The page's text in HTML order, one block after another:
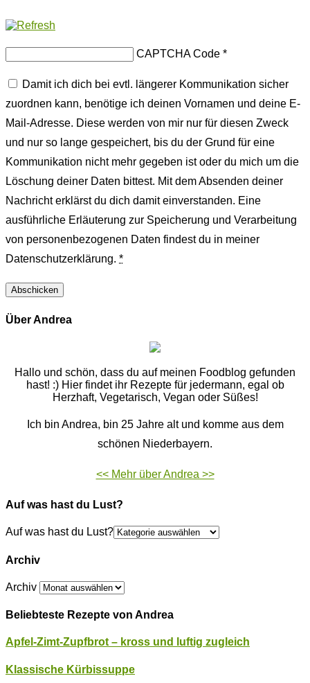
CAPTCHA Code *
Damit ich dich bei evtl. längerer Kommunikation sicher
zuordnen kann, benötige ich deinen Vornamen und deine E-
Mail-Adresse. Diese werden von mir nur für diesen Zweck
und nur so lange gespeichert, bis du der Grund für eine
Kommunikation nicht mehr gegeben ist oder du mich um die
Löschung deiner Daten bittest. Mit dem Absenden deiner
Nachricht erklärst du dich damit einverstanden. Eine
ausführliche Erläuterung zur Speicherung und Verarbeitung
von personenbezogenen Daten findest du in meiner
Datenschutzerklärung. *
Über Andrea
Hallo und schön, dass du auf meinen Foodblog gefunden
hast! :) Hier findet ihr Rezepte für jedermann, egal ob
Herzhaft, Vegetarisch, Vegan oder Süßes!
Ich bin Andrea, bin 25 Jahre alt und komme aus dem
schönen Niederbayern.
<< Mehr über Andrea >>
Auf was hast du Lust?
Auf was hast du Lust?
Archiv
Archiv
Beliebteste Rezepte von Andrea
Apfel-Zimt-Zupfbrot – kross und luftig zugleich
Klassische Kürbissuppe